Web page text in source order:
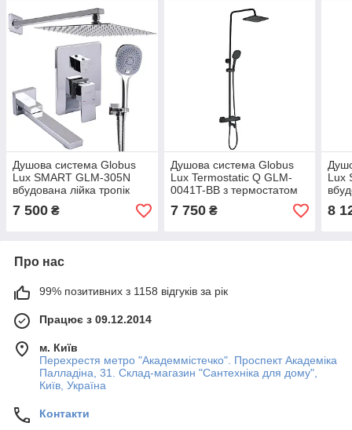
Душова система Globus
Lux SMART GLM-305N
вбудована лійка тропік
виливом латунь
7 500 ₴
Душова система Globus
Lux Termostatic Q GLM-
0041T-BB з термостатом
змішувач з виливом
7 750₴
Lux
8
Про нас
99% позитивних з 1158 відгуків за рік
Працює з 09.12.2014
м. Київ
Перехрестя метро "Академмістечко". Проспект Академіка
Палладіна, 31. Склад-магазин "Сантехніка для дому",
Київ, Україна
Контакти